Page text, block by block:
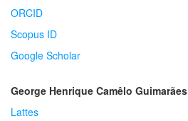
ORCID
Scopus ID
Google Scholar
George Henrique Camêlo Guimarães
Lattes